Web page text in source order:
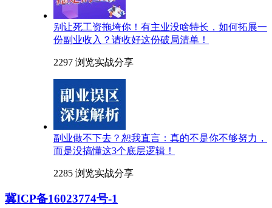
别让死工资拖垮你！有主业没啥特长，如何拓展一
份副业收入？请收好这份破局清单！
2297 浏览实战分享
副业做不下去？恕我直言：真的不是你不够努力，
而是没搞懂这3个底层逻辑！
2285 浏览实战分享
冀ICP备16023774号-1